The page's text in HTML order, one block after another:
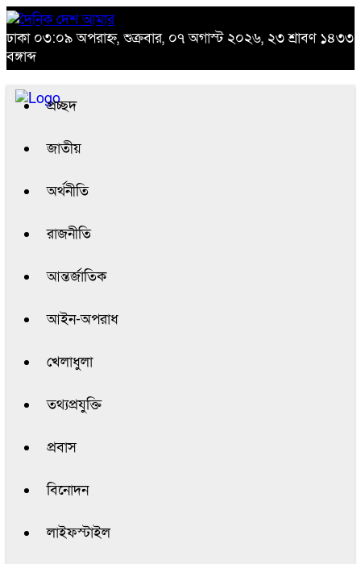
ঢাকা ০৩:০৯ অপরাহ্ন, শুক্রবার, ০৭ অগাস্ট ২০২৬, ২৩ শ্রাবণ ১৪৩৩
বঙ্গাব্দ
প্রচ্ছদ
জাতীয়
অর্থনীতি
রাজনীতি
আন্তর্জাতিক
আইন-অপরাধ
খেলাধুলা
তথ্যপ্রযুক্তি
প্রবাস
বিনোদন
লাইফস্টাইল